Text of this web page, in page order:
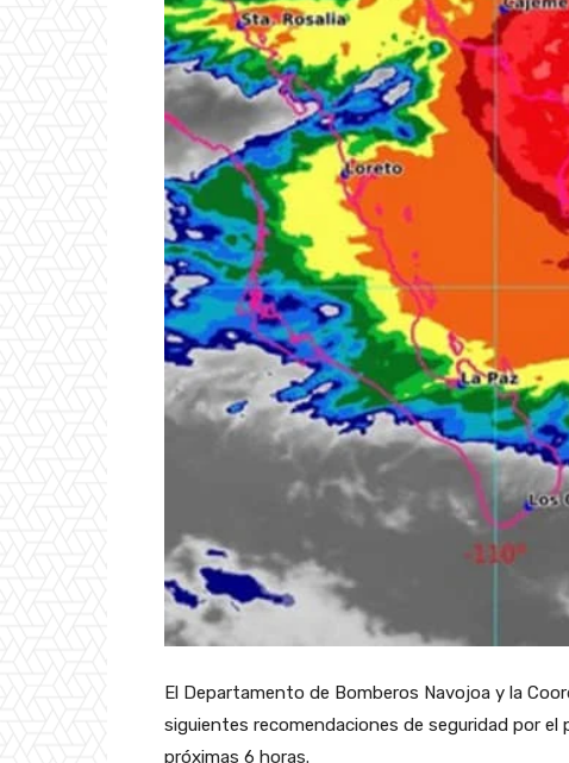
El Departamento de Bomberos Navojoa y la
siguientes recomendaciones de seguridad por
próximas 6 horas.